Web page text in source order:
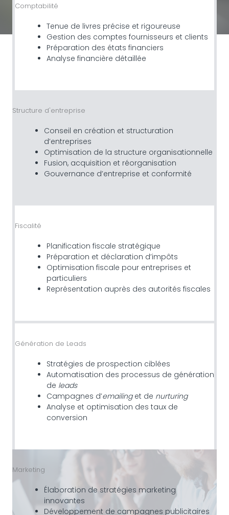
Comptabilité
Tenue de livres précise et rigoureuse
Gestion des comptes fournisseurs et clients
Préparation des états financiers
Analyse financière détaillée
Fiscalité
Planification fiscale stratégique
Préparation et déclaration d’impôts
Optimisation fiscale pour entreprises et
particuliers
Représentation auprès des autorités fiscales
Structure d'entreprise
Conseil en création et structuration
d’entreprises
Optimisation de la structure organisationnelle
Fusion, acquisition et réorganisation
Gouvernance d’entreprise et conformité
Marketing
Élaboration de stratégies marketing
innovantes
Développement de campagnes publicitaires
Génération de Leads
Stratégies de prospection ciblées
Automatisation des processus de génération
de leads
Campagnes d’emailinget de nurturing
Analyse et optimisation des taux de
conversion